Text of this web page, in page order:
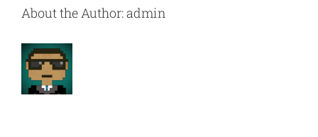
About the Author:admin